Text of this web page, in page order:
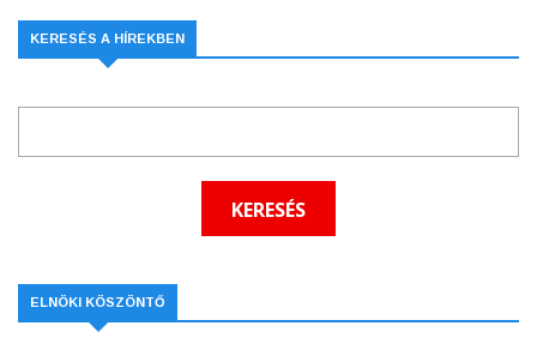
KERESÉS A HÍREKBEN
ELNÖKI KÖSZÖNTŐ